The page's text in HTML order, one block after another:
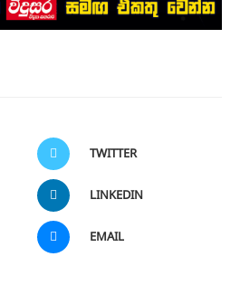
TWITTER
LINKEDIN
EMAIL